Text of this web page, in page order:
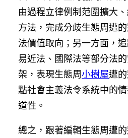
由過程立律例制范圍擴大
方法，完成分歧生態周遭
法價值取向；另一方面，
易近法、國際法等部分法
架，表現生態周小樹屋遭
點社會主義法令系統中的
道性。
總之，跟著編輯生態周遭